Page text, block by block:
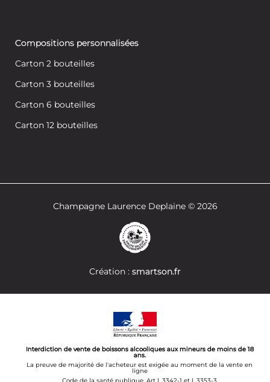
Compositions personnalisées
Carton 2 bouteilles
Carton 3 bouteilles
Carton 6 bouteilles
Carton 12 bouteilles
Champagne Laurence Deplaine © 2026
Création : smartson.fr
Interdiction de vente de boissons alcooliques aux mineurs de moins de 18
ans.
La preuve de majorité de l'acheteur est exigée au moment de la vente en
ligne